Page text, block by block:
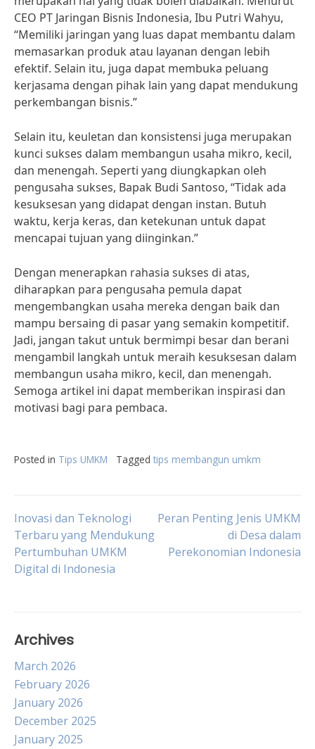
CEO PT Jaringan Bisnis Indonesia, Ibu Putri Wahyu,
“Memiliki jaringan yang luas dapat membantu dalam
memasarkan produk atau layanan dengan lebih
efektif. Selain itu, juga dapat membuka peluang
kerjasama dengan pihak lain yang dapat mendukung
perkembangan bisnis.”
Selain itu, keuletan dan konsistensi juga merupakan
kunci sukses dalam membangun usaha mikro, kecil,
dan menengah. Seperti yang diungkapkan oleh
pengusaha sukses, Bapak Budi Santoso, “Tidak ada
kesuksesan yang didapat dengan instan. Butuh
waktu, kerja keras, dan ketekunan untuk dapat
mencapai tujuan yang diinginkan.”
Dengan menerapkan rahasia sukses di atas,
diharapkan para pengusaha pemula dapat
mengembangkan usaha mereka dengan baik dan
mampu bersaing di pasar yang semakin kompetitif.
Jadi, jangan takut untuk bermimpi besar dan berani
mengambil langkah untuk meraih kesuksesan dalam
membangun usaha mikro, kecil, dan menengah.
Semoga artikel ini dapat memberikan inspirasi dan
motivasi bagi para pembaca.
Posted in Tips UMKM Tagged tips membangun umkm
Post
navigation
Inovasi dan Teknologi
Terbaru yang Mendukung
Pertumbuhan UMKM
Digital di Indonesia
Peran Penting Jenis UMKM
di Desa dalam
Perekonomian Indonesia
Archives
March 2026
February 2026
January 2026
December 2025
January 2025